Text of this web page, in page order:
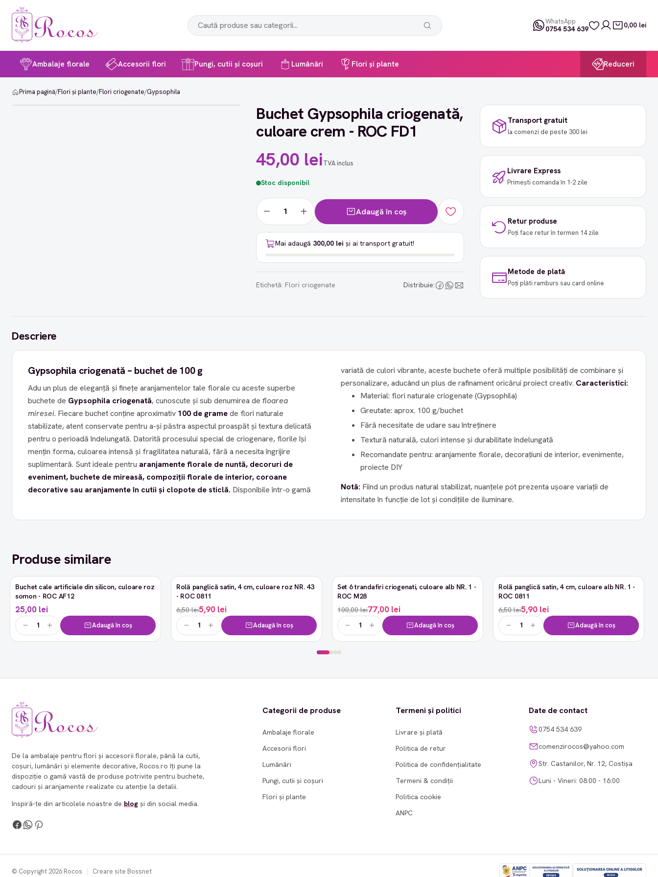
WhatsApp
0754 534 639 0,00 lei
Ambalaje florale Accesorii flori Pungi, cutii și coșuri Lumânări Flori și plante Reduceri
Prima pagină/Flori și plante/Flori criogenate/Gypsophila
Buchet Gypsophila criogenată,
culoare crem - ROC FD1
45,00 leiTVA inclus
Stoc disponibil
Adaugă în coș
Mai adaugă 300,00 lei și ai transport gratuit!
Etichetă: Flori criogenate Distribuie:
Transport gratuit
la comenzi de peste 300 lei
Livrare Express
Primești comanda în 1-2 zile
Retur produse
Poți face retur în termen 14 zile
Metode de plată
Poți plăti ramburs sau card online
Descriere
Gypsophila criogenată – buchet de 100 g
Adu un plus de eleganță și finețe aranjamentelor tale florale cu aceste superbe
buchete de Gypsophila criogenată, cunoscute și sub denumirea de floarea
miresei. Fiecare buchet conține aproximativ 100 de gramede flori naturale
stabilizate, atent conservate pentru a-și păstra aspectul proaspăt și textura delicată
pentru o perioadă îndelungată. Datorită procesului special de criogenare, florile își
mențin forma, culoarea intensă și fragilitatea naturală, fără a necesita îngrijire
suplimentară. Sunt ideale pentru aranjamente florale de nuntă, decoruri de
eveniment, buchete de mireasă, compoziții florale de interior, coroane
decorative sau aranjamente în cutii și clopote de sticlă.
variată de culori vibrante, aceste buchete oferă multiple posibilități de combinare și
personalizare, aducând un plus de rafinament oricărui proiect creativ. Caracteristici:
Material: flori naturale criogenate (Gypsophila)
Greutate: aprox. 100 g/buchet
Fără necesitate de udare sau întreținere
Textură naturală, culori intense și durabilitate îndelungată
Recomandate pentru: aranjamente florale, decorațiuni de interior, evenimente,
proiecte DIY
Notă: Fiind un produs natural stabilizat, nuanțele pot prezenta ușoare variații de
intensitate în funcție de lot și condițiile de iluminare.
Produse similare
Buchet cale artificiale din silicon, culoare roz
somon - ROC AF12
25,00 lei
Adaugă în coș
-9%
Rolă panglică satin, 4 cm, culoare roz NR. 43
- ROC 0811
6,50 lei5,90 lei
Adaugă în coș
-23%
Set 6 trandafiri criogenati, culoare alb NR. 1 -
ROC M28
100,00 lei77,00 lei
Adaugă în coș
-9%
Rolă panglică satin, 4 cm, culoare alb NR. 1 -
ROC 0811
6,50 lei5,90 lei
Adaugă în coș
De la ambalaje pentru flori și accesorii florale, până la cutii,
coșuri, lumânări și elemente decorative, Rocos.ro îți pune la
dispoziție o gamă vastă de produse potrivite pentru buchete,
cadouri și aranjamente realizate cu atenție la detalii.
Inspiră-te din articolele noastre de blog și din social media.
Categorii de produse
Ambalaje florale
Accesorii flori
Lumânări
Pungi, cutii și coșuri
Flori și plante
Termeni și politici
Livrare și plată
Politica de retur
Politica de confidențialitate
Termeni & condiții
Politica cookie
ANPC
Date de contact
0754 534 639
comenzirocos@yahoo.com
Str. Castanilor, Nr. 12, Costișa
Luni - Vineri: 08:00 - 16:00
© Copyright 2026 Rocos | Creare site Bossnet